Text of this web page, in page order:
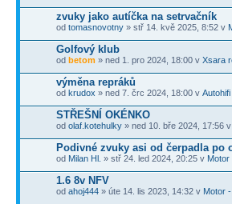
zvuky jako autíčka na setrvačník
od tomasnovotny » stř 14. kvě 2025, 8:52 v
Golfový klub
od betom » ned 1. pro 2024, 18:00 v Xsara
výměna repráků
od krudox » ned 7. črc 2024, 18:00 v Autohifi
STŘEŠNÍ OKÉNKO
od olaf.kotehulky » ned 10. bře 2024, 17:56 v
Podivné zvuky asi od čerpadla po
od Milan Hl. » stř 24. led 2024, 20:25 v
1.6 8v NFV
od ahoj444 » úte 14. lis 2023, 14:32 v Motor